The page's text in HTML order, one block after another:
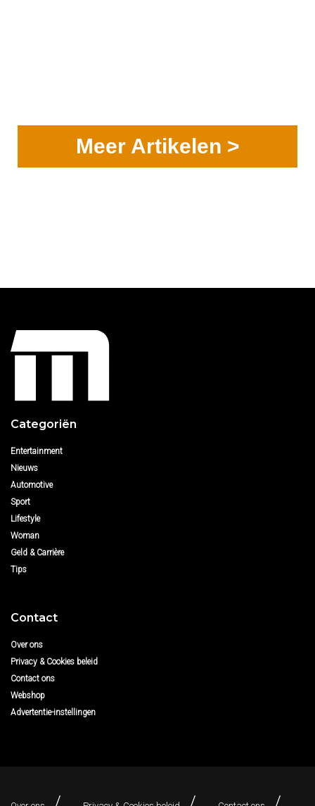
Meer Artikelen >
Categoriën
Entertainment
Nieuws
Automotive
Sport
Lifestyle
Woman
Geld & Carrière
Tips
Contact
Over ons
Privacy & Cookies beleid
Contact ons
Webshop
Advertentie-instellingen